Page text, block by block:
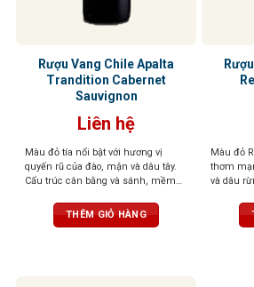
Rượu Vang Chile Apalta
Trandition Cabernet
Sauvignon
Liên hệ
Màu đỏ tía nổi bật với hương vị
quyến rũ của đào, mận và dâu tây.
Cấu trúc cân bằng và sánh, mềm
chát nhẹ từ tannin, dư vị tuyệt vời
THÊM GIỎ HÀNG
Màu đỏ
thơm
và dâu
vani,
lại ấn